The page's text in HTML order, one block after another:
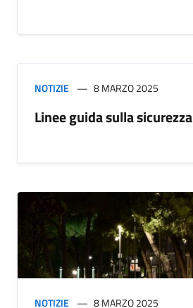
NOTIZIE 8 MARZO 2025
Linee guida sulla sicurezza
NOTIZIE 8 MARZO 2025